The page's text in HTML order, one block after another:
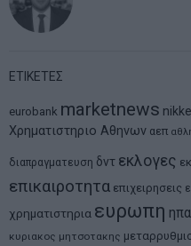
ΕΤΙΚΕΤΕΣ
eurobank marketnews
Χρηματιστηριο Αθηνων αεπ
διαπραγματευση δντ εκλογες
επικαιροτητα επιχειρησεις
χρηματιστηρια ευρωπη ηπα
κυριακος μητσοτακης